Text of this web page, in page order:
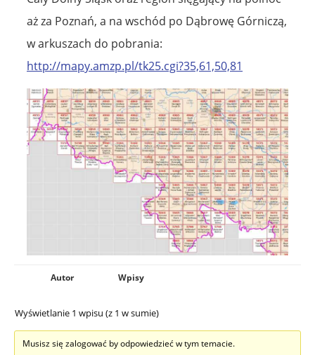
aż za Poznań, a na wschód po Dąbrowę Górniczą,
w arkuszach do pobrania:
http://mapy.amzp.pl/tk25.cgi?35,61,50,81
Autor Wpisy
Wyświetlanie 1 wpisu (z 1 w sumie)
Musisz się zalogować by odpowiedzieć w tym temacie.